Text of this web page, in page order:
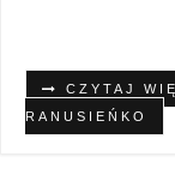
CZYTAJ
RANUSIEŃKO